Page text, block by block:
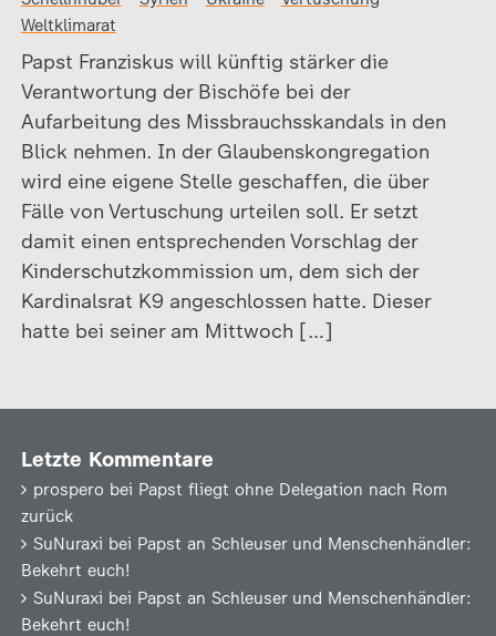
Weltklimarat
Papst Franziskus will künftig stärker die
Verantwortung der Bischöfe bei der
Aufarbeitung des Missbrauchsskandals in den
Blick nehmen. In der Glaubenskongregation
wird eine eigene Stelle geschaffen, die über
Fälle von Vertuschung urteilen soll. Er setzt
damit einen entsprechenden Vorschlag der
Kinderschutzkommission um, dem sich der
Kardinalsrat K9 angeschlossen hatte. Dieser
hatte bei seiner am Mittwoch […]
Letzte Kommentare
prospero bei Papst fliegt ohne Delegation nach Rom
zurück
SuNuraxi bei Papst an Schleuser und Menschenhändler:
Bekehrt euch!
SuNuraxi bei Papst an Schleuser und Menschenhändler:
Bekehrt euch!